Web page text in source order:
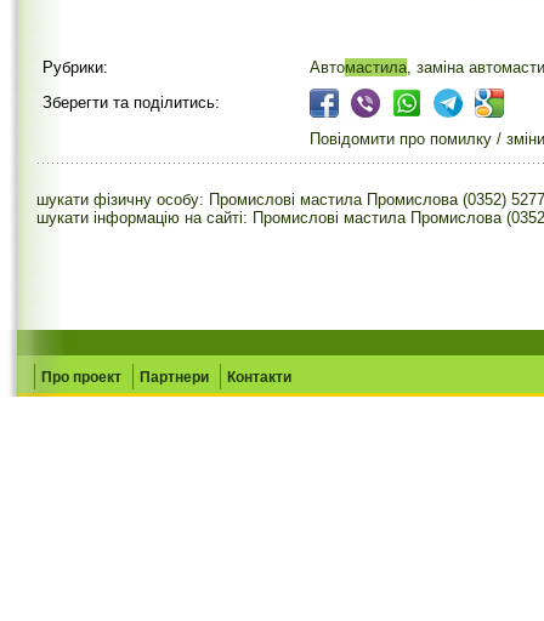
Рубрики: Автомастила, заміна
Зберегти та поділитись:
Повідомити про помилку / зміни
шукати фізичну особу: Промислові мастила Промислова (0352)
шукати інформацію на сайті: Промислові мастила Промислова
Про проект Партнери Контакти